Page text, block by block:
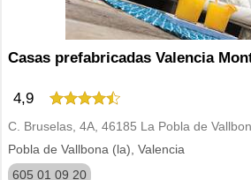
Casas prefabricadas Valencia
4,9
C. Bruselas, 4A, 46185 La Pobla de
Pobla de Vallbona (la), Valencia
605 01 09 20